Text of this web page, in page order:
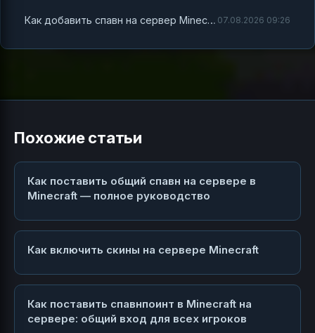
Как добавить спавн на сервер Minecraft — полное руководство 07.08.2026 09:26
Похожие статьи
Как поставить общий спавн на сервере в
Minecraft — полное руководство
Как включить скины на сервере Minecraft
Как поставить спавнпоинт в Minecraft на
сервере: общий вход для всех игроков